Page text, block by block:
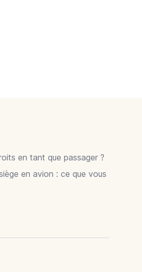
en tant que passager ?
en avion : ce que vous